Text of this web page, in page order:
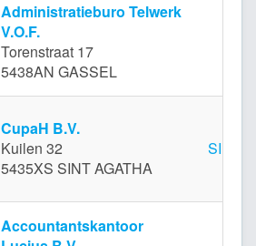
Administratieburo Telwerk
V.O.F.
Torenstraat 17
5438AN GASSEL
CupaH B.V.
Kuilen 32
5435XS SINT AGATHA
SINT
Accountantskantoor